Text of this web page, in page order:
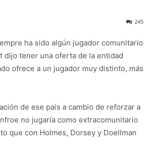
245
ha sido algún jugador comunitario
dijo tener una oferta de la entidad
ofrece a un jugador muy distinto, más
de ese país a cambio de reforzar a
no jugaría como extracomunitario
que con Holmes, Dorsey y Doellman